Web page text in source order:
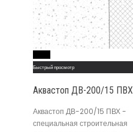
Быстрый просмотр
Аквастоп ДВ-200/15 ПВХ
Аквастоп ДВ-200/15 ПВХ -
специальная строительная